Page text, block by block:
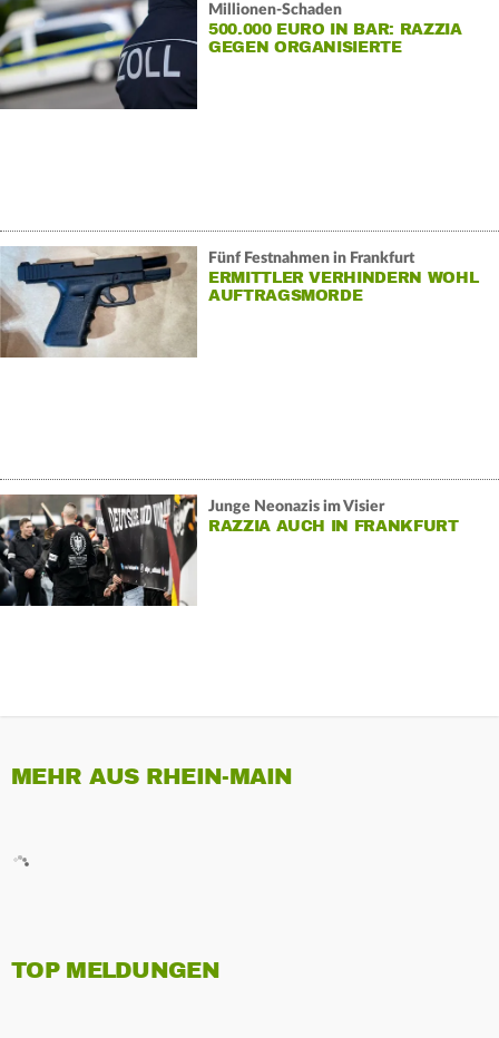
Millionen-Schaden
500.000 EURO IN BAR: RAZZIA
GEGEN ORGANISIERTE
Fünf Festnahmen in Frankfurt
ERMITTLER VERHINDERN WOHL
AUFTRAGSMORDE
Junge Neonazis im Visier
RAZZIA AUCH IN FRANKFURT
MEHR AUS RHEIN-MAIN
TOP MELDUNGEN